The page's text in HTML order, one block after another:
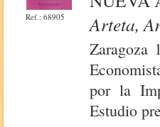
Ref.: 68905
Arteta,
Zaragoza
por la
Estudio